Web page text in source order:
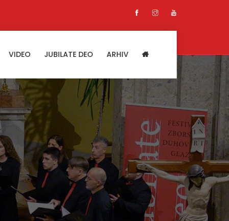
VIDEO JUBILATE DEO ARHIV